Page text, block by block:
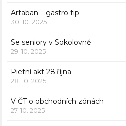
Artaban – gastro tip
30. 10. 2025
Se seniory v Sokolovně
29. 10. 2025
Pietní akt 28.října
28. 10. 2025
V ČT o obchodních zónách
27. 10. 2025